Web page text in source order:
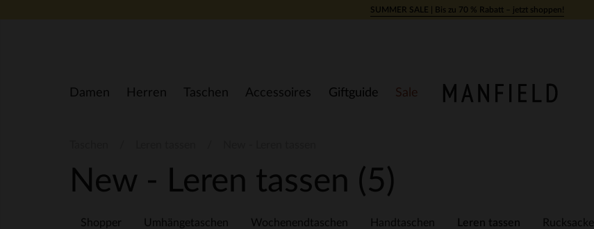
SUMMER SALE | Bis zu 70 % Rabatt – jetzt shoppen!
Damen Herren Taschen Accessoires Giftguide Sale
New - Leren tassen (5)
Shopper Umhängetaschen Wochenendtaschen Handtaschen Leren tassen Rucksacke